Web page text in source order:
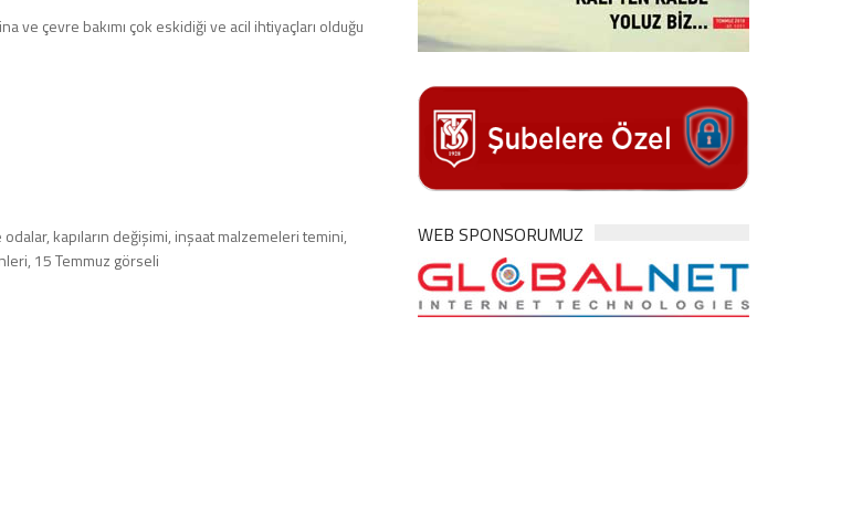
ve çevre bakımı çok eskidiği ve acil ihtiyaçları olduğu
kapıların değişimi, inşaat malzemeleri temini,
15 Temmuz görseli
WEB SPONSORUMUZ